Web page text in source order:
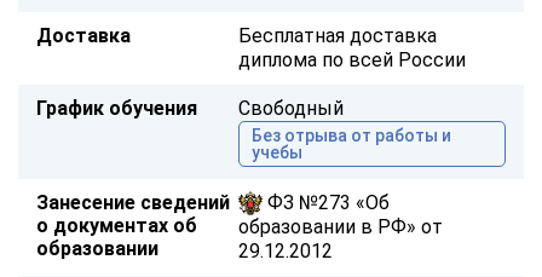
Доставка
Бесплатная доставка
диплома по всей России
График обучения Свободный
Без отрыва от работы и
учебы
Занесение сведений
о документах об
образовании
ФЗ №273 «Об
образовании в РФ» от
29.12.2012